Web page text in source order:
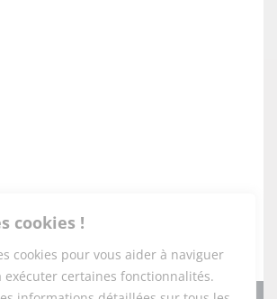
cookies !
cookies pour vous aider à naviguer
exécuter certaines fonctionnalités.